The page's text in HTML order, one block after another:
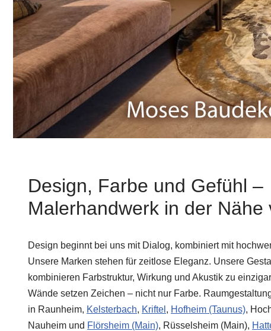
Design, Farbe und Gefühl –
Malerhandwerk in der Nähe
Design beginnt bei uns mit Dialog, kombiniert mit
Unsere Marken stehen für zeitlose Eleganz. Unsere
kombinieren Farbstruktur, Wirkung und Akustik zu
Wände setzen Zeichen – nicht nur Farbe.
in Raunheim, Kelsterbach, Kriftel , Hofheim (Taunus),
Nauheim und Flörsheim (Main), Rüsselsheim (Main),